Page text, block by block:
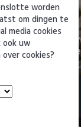
Excelsior
8 augustus
worden
om dingen te
media cookies
ook uw
cookies?